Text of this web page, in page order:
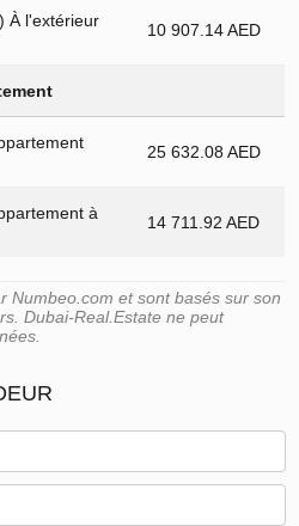
À l'extérieur
10 907.14 AED
25 632.08 AED
à
14 711.92 AED
Numbeo.com et sont basés sur son
Dubai-Real.Estate ne peut